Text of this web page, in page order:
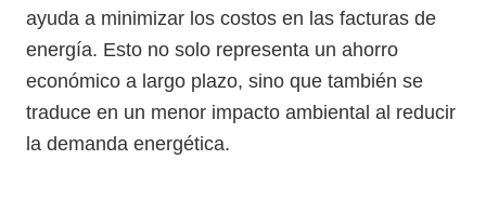
ayuda a minimizar los costos en las facturas de
energía. Esto no solo representa un ahorro
económico a largo plazo, sino que también se
traduce en un menor impacto ambiental al reducir
la demanda energética.